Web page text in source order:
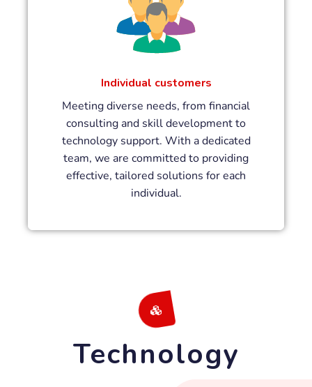
Individual customers
Meeting diverse needs, from financial
consulting and skill development to
technology support. With a dedicated
team, we are committed to providing
effective, tailored solutions for each
individual.
Technology